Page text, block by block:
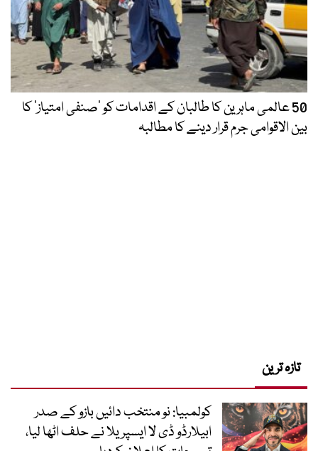
50 عالمی ماہرین کا طالبان کے اقدامات کو ’صنفی امتیاز‘ کا
بین الاقوامی جرم قرار دینے کا مطالبہ
تازہ ترین
کولمبیا: نو منتخب دائیں بازو کے صدر
ابیلارڈو ڈی لا ایسپریلا نے حلف اٹھا لیا،